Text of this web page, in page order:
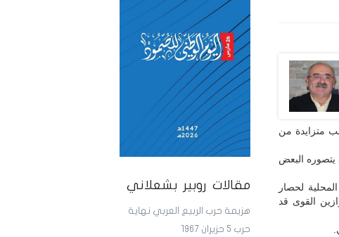
مقالات روبير بشعلاني
هزيمة حرب الربيع العربي نهاية
حرب 5 حزيران 1967
متزايدة من
يتصوره البعض
لحصار
القوى قد